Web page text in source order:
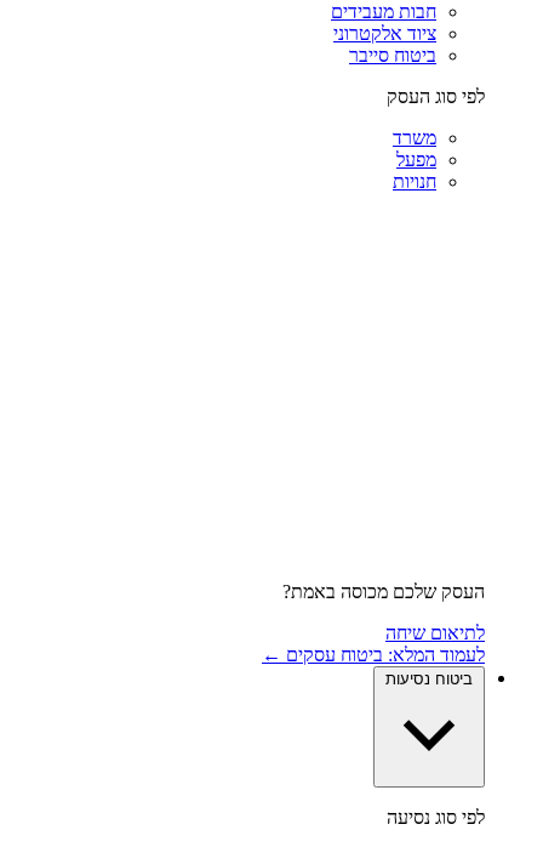
חבות מעבידים
ציוד אלקטרוני
ביטוח סייבר
לפי סוג העסק
משרד
מפעל
חנויות
העסק שלכם מכוסה באמת?
לתיאום שיחה
לעמוד המלא: ביטוח עסקים ←
ביטוח נסיעות
לפי סוג נסיעה